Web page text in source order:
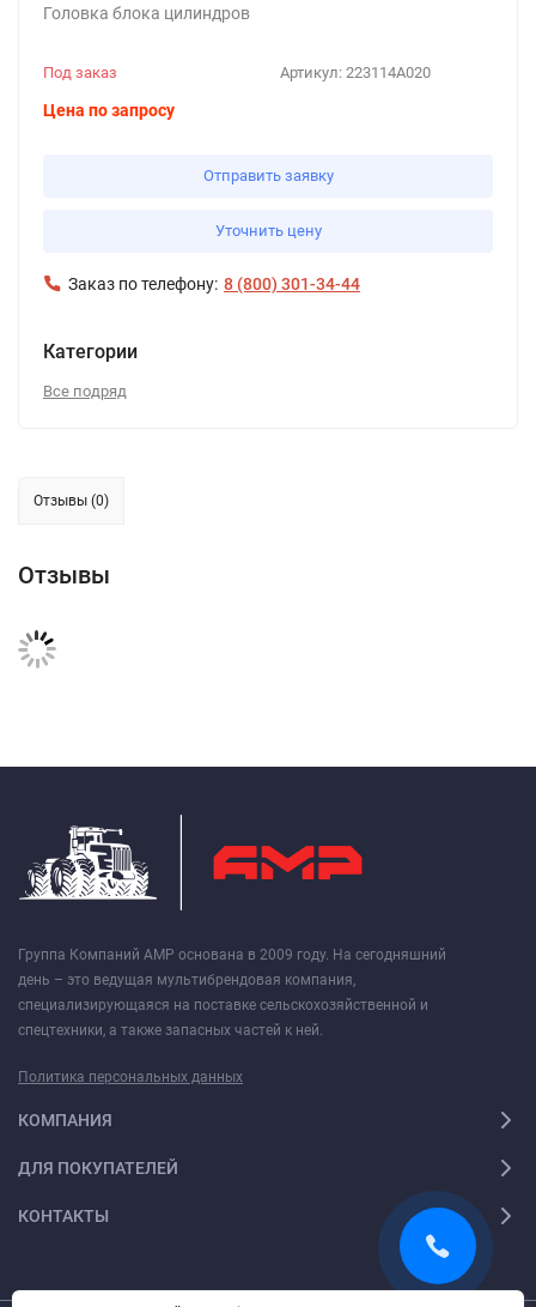
Головка блока цилиндров
Артикул: 223114А020
Под заказ
Цена по запросу
Отправить заявку
Уточнить цену
Заказ по телефону: 8 (800) 301-34-44
Категории
Все подряд
Отзывы (0)
Отзывы
Группа Компаний АМР основана в 2009 году. На сегодняшний
день – это ведущая мультибрендовая компания,
специализирующаяся на поставке сельскохозяйственной и
спецтехники, а также запасных частей к ней.
Политика персональных данных
КОМПАНИЯ
ДЛЯ ПОКУПАТЕЛЕЙ
КОНТАКТЫ